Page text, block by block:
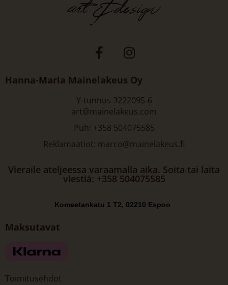
Hanna-Maria Mainelakeus Oy
Y-tunnus 3222095-6
art@mainelakeus.com
Puh: +358 504075585
Reklamaatiot: marco@mainelakeus.fi
Vieraile ateljeessa varaamalla aika. Soita tai laita
viestiä: +358 504075585
Komeetankatu 1 T2, 02210 Espoo
Maksutavat
Toimitusehdot